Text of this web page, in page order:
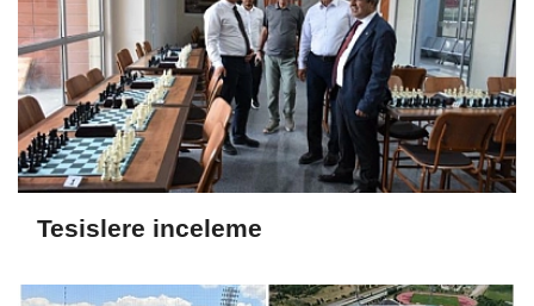
Tesislere inceleme